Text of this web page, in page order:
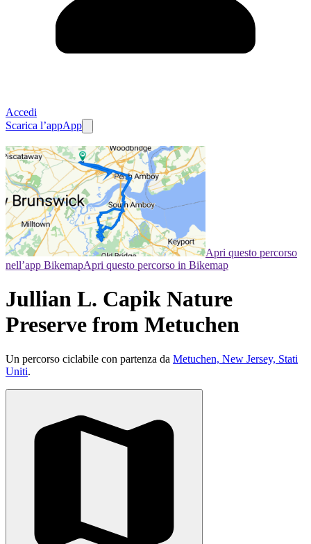
Accedi
Scarica l’appApp
Apri questo percorso
nell’app BikemapApri questo percorso in Bikemap
Jullian L. Capik Nature
Preserve from Metuchen
Un percorso ciclabile con partenza da Metuchen, New Jersey, Stati
Uniti.